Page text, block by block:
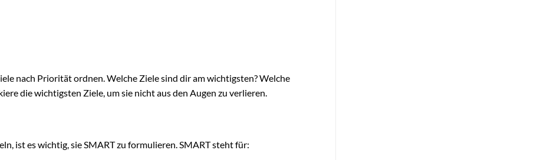
nach Priorität ordnen. Welche Ziele sind dir am wichtigsten? Welche
die wichtigsten Ziele, um sie nicht aus den Augen zu verlieren.
ist es wichtig, sie SMART zu formulieren. SMART steht für: